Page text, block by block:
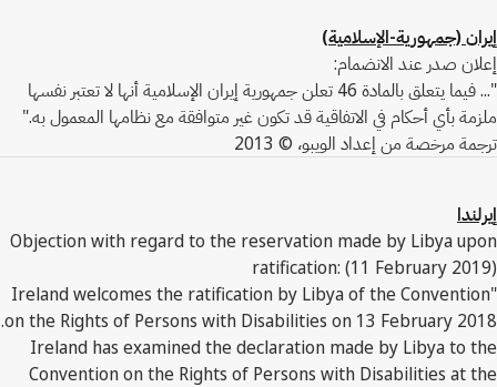
إيران (جمهورية-الإسلامية)
إعلان صدر عند الانضمام:
"... فيما يتعلق بالمادة 46 تعلن جمهورية إيران الإسلامية أنها لا تعتبر نفسها
ملزمة بأي أحكام في الاتفاقية قد تكون غير متوافقة مع نظامها المعمول به."
ترجمة مرخصة من إعداد الويبو، © 2013
إيرلندا
Objection with regard to the reservation made by Libya upon
ratification: (11 February 2019)
"Ireland welcomes the ratification by Libya of the Convention
on the Rights of Persons with Disabilities on 13 February 2018.
Ireland has examined the declaration made by Libya to the
Convention on the Rights of Persons with Disabilities at the